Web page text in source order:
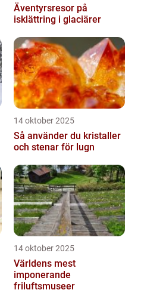
Äventyrsresor på
isklättring i glaciärer
14 oktober 2025
Så använder du kristaller
och stenar för lugn
14 oktober 2025
Världens mest
imponerande
friluftsmuseer